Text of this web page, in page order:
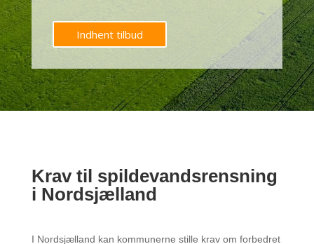
Indhent tilbud
Krav til spildevandsrensning
i Nordsjælland
I Nordsjælland kan kommunerne stille krav om forbedret